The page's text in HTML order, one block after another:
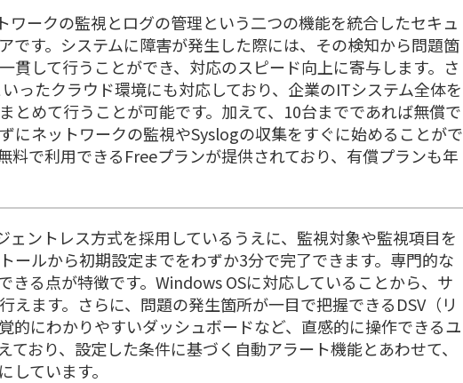
ークの監視とログの管理という二つの機能を統合したセキュ
です。システムに障害が発生した際には、その検知から問題箇
貫して行うことができ、対応のスピード向上に寄与します。さ
ったクラウド環境にも対応しており、企業のITシステム全体を
とめて行うことが可能です。加えて、10台までであれば無償で
にネットワークの監視やSyslogの収集をすぐに始めることがで
料で利用できるFreeプランが提供されており、有償プランも年
ントレス方式を採用しているうえに、監視対象や監視項目を
ールから初期設定までをわずか3分で完了できます。専門的な
きる点が特徴です。Windows OSに対応していることから、サ
えます。さらに、問題の発生箇所が一目で把握できるDSV（リ
的にわかりやすいダッシュボードなど、直感的に操作できるユ
ており、設定した条件に基づく自動アラート機能とあわせて、
ています。